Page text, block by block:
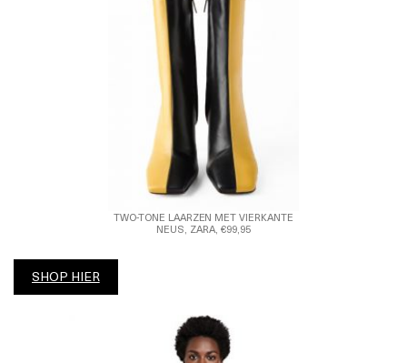
TWO-TONE LAARZEN MET VIERKANTE
NEUS, ZARA, €99,95
SHOP HIER